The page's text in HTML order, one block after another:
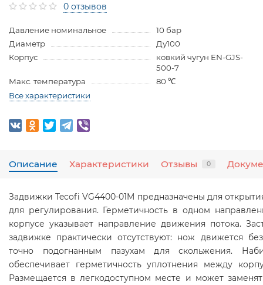
0 отзывов
Давление номинальное
10 бар
Диаметр
Ду100
Корпус
ковкий чугун EN-GJS-
500-7
Макс. температура
80 ℃
Все характеристики
Описание Характеристики Отзывы 0
Задвижки Tecofi VG4400-01M предназначены для
для регулирования. Герметичность в одном
корпусе указывает направление движения потока.
задвижке практически отсутствуют: нож движется
точно подогнанным пазухам для скольжения.
обеспечивает герметичность уплотнения между
Размещается в легкодоступном месте и может